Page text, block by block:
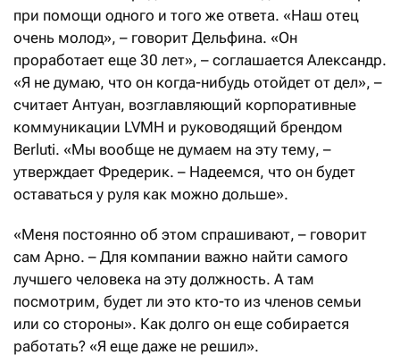
при помощи одного и того же ответа. «Наш отец
очень молод», – говорит Дельфина. «Он
проработает еще 30 лет», – соглашается Александр.
«Я не думаю, что он когда-нибудь отойдет от дел», –
считает Антуан, возглавляющий корпоративные
коммуникации LVMH и руководящий брендом
Berluti. «Мы вообще не думаем на эту тему, –
утверждает Фредерик. – Надеемся, что он будет
оставаться у руля как можно дольше».
«Меня постоянно об этом спрашивают, – говорит
сам Арно. – Для компании важно найти самого
лучшего человека на эту должность. А там
посмотрим, будет ли это кто-то из членов семьи
или со стороны». Как долго он еще собирается
работать? «Я еще даже не решил».